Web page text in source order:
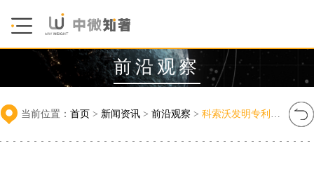
前沿观察
当前位置： 首页 > 新闻资讯 > 前沿观察 > 科索沃发明专利申请流程及审查制度